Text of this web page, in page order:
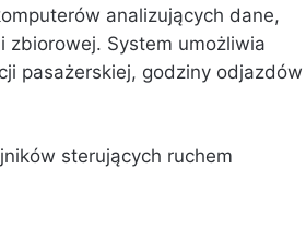
analizujących dane,
zbiorowej. System umożliwia
pasażerskiej, godziny odjazdów
sterujących ruchem